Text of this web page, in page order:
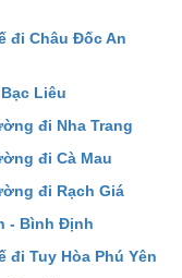
đi Châu Đốc An
Liêu
đi Nha Trang
đi Cà Mau
đi Rạch Giá
- Bình Định
đi Tuy Hòa Phú Yên